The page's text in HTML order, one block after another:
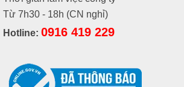
Từ 7h30 - 18h (CN nghỉ)
Hotline: 0916 419 229